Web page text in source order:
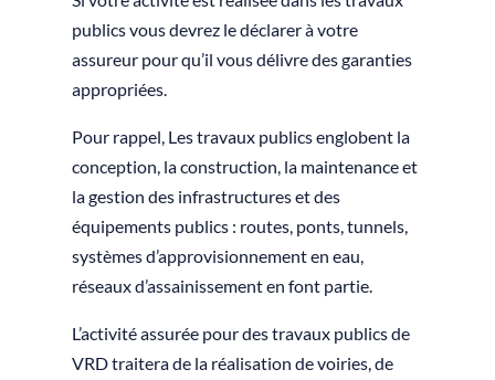
publics vous devrez le déclarer à votre
assureur pour qu’il vous délivre des garanties
appropriées.
Pour rappel, Les travaux publics englobent la
conception, la construction, la maintenance et
la gestion des infrastructures et des
équipements publics : routes, ponts, tunnels,
systèmes d’approvisionnement en eau,
réseaux d’assainissement en font partie.
L’activité assurée pour des travaux publics de
VRD traitera de la réalisation de voiries, de